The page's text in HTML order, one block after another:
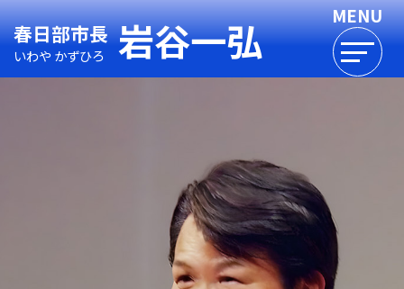
春日部市長
いわや かずひろ 岩谷一弘